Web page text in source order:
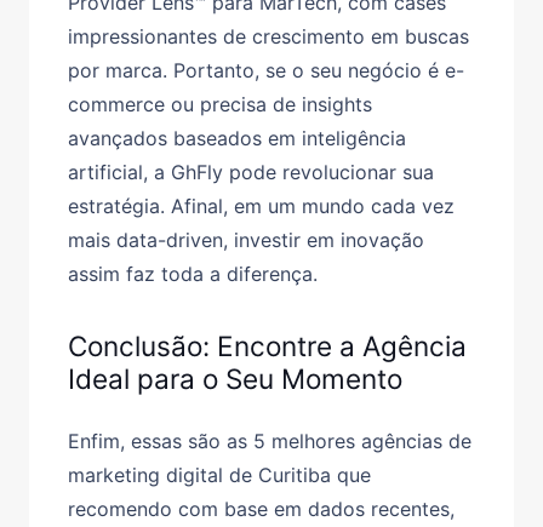
impressionantes de crescimento em buscas
por marca. Portanto, se o seu negócio é e-
commerce ou precisa de insights
avançados baseados em inteligência
artificial, a GhFly pode revolucionar sua
estratégia. Afinal, em um mundo cada vez
mais data-driven, investir em inovação
assim faz toda a diferença.
Conclusão: Encontre a Agência
Ideal para o Seu Momento
Enfim, essas são as 5 melhores agências de
marketing digital de Curitiba que
recomendo com base em dados recentes,